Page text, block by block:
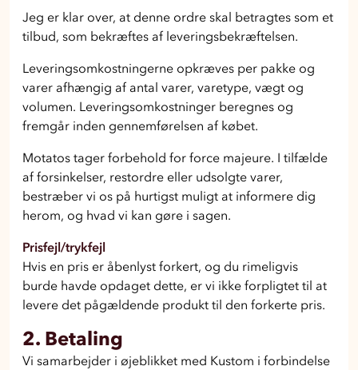
Jeg er klar over, at denne ordre skal betragtes som et
tilbud, som bekræftes af leveringsbekræftelsen.
Leveringsomkostningerne opkræves per pakke og
varer afhængig af antal varer, varetype, vægt og
volumen. Leveringsomkostninger beregnes og
fremgår inden gennemførelsen af købet.
Motatos tager forbehold for force majeure. I tilfælde
af forsinkelser, restordre eller udsolgte varer,
bestræber vi os på hurtigst muligt at informere dig
herom, og hvad vi kan gøre i sagen.
Prisfejl/trykfejl
Hvis en pris er åbenlyst forkert, og du rimeligvis
burde havde opdaget dette, er vi ikke forpligtet til at
levere det pågældende produkt til den forkerte pris.
2. Betaling
Vi samarbejder i øjeblikket med Kustom i forbindelse